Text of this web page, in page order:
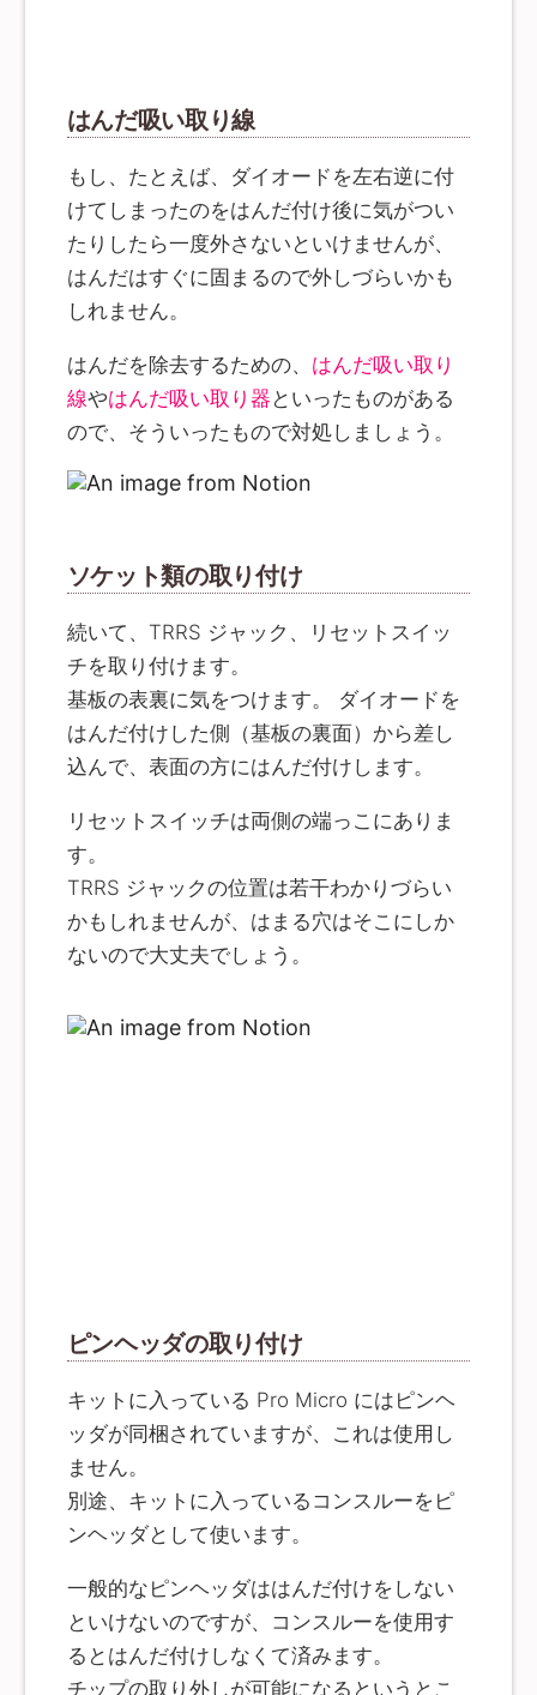
はんだ吸い取り線
もし、たとえば、ダイオードを左右逆に付
けてしまったのをはんだ付け後に気がつい
たりしたら一度外さないといけませんが、
はんだはすぐに固まるので外しづらいかも
しれません。
はんだを除去するための、 はんだ吸い取り
線やはんだ吸い取り器 といったものがある
ので、そういったもので対処しましょう。
ソケット類の取り付け
続いて、TRRS ジャック、リセットスイッ
チを取り付けます。
基板の表裏に気をつけます。 ダイオードを
はんだ付けした側（基板の裏面）から差し
込んで、表面の方にはんだ付けします。
リセットスイッチは両側の端っこにありま
す。
TRRS ジャックの位置は若干わかりづらい
かもしれませんが、はまる穴はそこにしか
ないので大丈夫でしょう。
ピンヘッダの取り付け
キットに入っている Pro Micro にはピンヘ
ッダが同梱されていますが、これは使用し
ません。
別途、キットに入っているコンスルーをピ
ンヘッダとして使います。
一般的なピンヘッダははんだ付けをしない
といけないのですが、コンスルーを使用す
るとはんだ付けしなくて済みます。
チップの取り外しが可能になるというとこ